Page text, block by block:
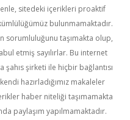
sitedeki içerikleri proaktif
bulunmamaktadır.
sorumluluğunu taşımakta olup,
etmiş sayılırlar. Bu internet
şirketi ile hiçbir bağlantısı
hazırladığımız makaleler
haber niteliği taşımamakta
paylaşım yapılmamaktadır.